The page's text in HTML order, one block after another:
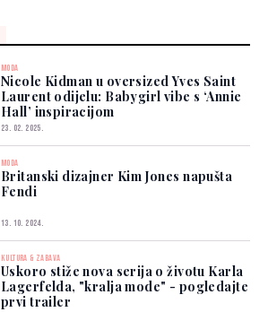
MODA
Nicole Kidman u oversized Yves Saint
Laurent odijelu: Babygirl vibe s ‘Annie
Hall’ inspiracijom
23. 02. 2025.
MODA
Britanski dizajner Kim Jones napušta
Fendi
13. 10. 2024.
KULTURA & ZABAVA
Uskoro stiže nova serija o životu Karla
Lagerfelda, "kralja mode" - pogledajte
prvi trailer